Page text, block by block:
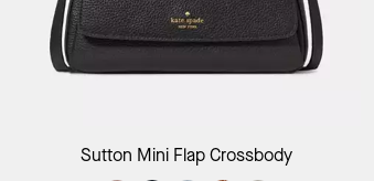
Add to Bag
Sutton Mini Flap Crossbody